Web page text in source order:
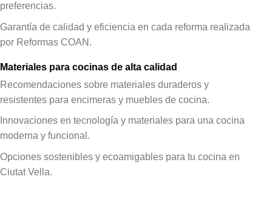
preferencias.
Garantía de calidad y eficiencia en cada reforma realizada
por Reformas COAN.
Materiales para cocinas de alta calidad
Recomendaciones sobre materiales duraderos y
resistentes para encimeras y muebles de cocina.
Innovaciones en tecnología y materiales para una cocina
moderna y funcional.
Opciones sostenibles y ecoamigables para tu cocina en
Ciutat Vella.